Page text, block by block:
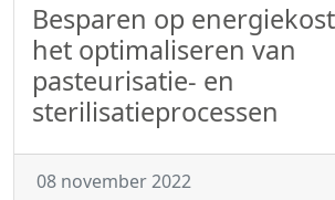
Besparen op
het optimaliseren van
pasteurisatie- en
sterilisatieprocessen
08 november 2022